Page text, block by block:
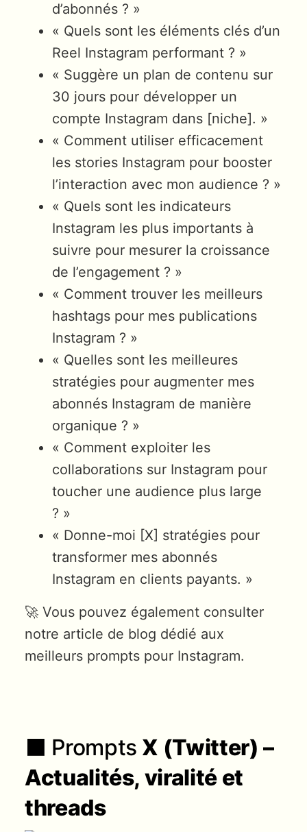
d’abonnés ? »
« Quels sont les éléments clés d’un
Reel Instagram performant ? »
« Suggère un plan de contenu sur
30 jours pour développer un
compte Instagram dans [niche]. »
« Comment utiliser efficacement
les stories Instagram pour booster
l’interaction avec mon audience ? »
« Quels sont les indicateurs
Instagram les plus importants à
suivre pour mesurer la croissance
de l’engagement ? »
« Comment trouver les meilleurs
hashtags pour mes publications
Instagram ? »
« Quelles sont les meilleures
stratégies pour augmenter mes
abonnés Instagram de manière
organique ? »
« Comment exploiter les
collaborations sur Instagram pour
toucher une audience plus large
? »
« Donne-moi [X] stratégies pour
transformer mes abonnés
Instagram en clients payants. »
🚀 Vous pouvez également consulter
notre article de blog dédié aux
meilleurs prompts pour Instagram.
⬛ Prompts X (Twitter) –
Actualités, viralité et
threads